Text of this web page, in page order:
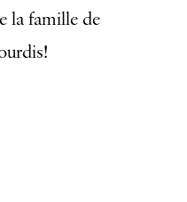
la famille de